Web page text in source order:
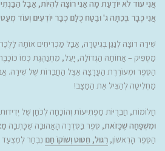
אֲנִי עוֹד לֹא יוֹדַעַת מָה אֲנִי רוֹצָה לִהְיוֹת, אֲבָל
אֲנִי כְּבָר בְּכִתָּה ג' וּבֶטַח כֻּלָּם כְּבָר יוֹדְעִים וְעוֹד
שִׁירָה רוֹצָה לְנַגֵּן בְּגִיטָרָה, אֲבָל מַכְרִיחִים אוֹתָהּ
מַסְפִּיק – אֲחוֹתָהּ הַגְּדוֹלָה, יָעֵל, מִתְנַהֶגֶת כְּמוֹ
הַסֵּפֶר וּמְעוֹרֶרֶת הַעֲרָצָה אֵצֶל הַחֲבֵרוֹת שֶׁל שִׁירָה.
מַחְלִיטָה לְהַצִּיל אֶת הַמַּצָּב!
חֲלוֹמוֹת, חֲבֵרֻיּוֹת מַפְתִּיעוֹת וְהוֹכָחָה לְכֹחָן שֶׁל
וּמִשְׁפָּחָה שֶׁכָּזֹאת, סֵּפֶר בַּסִּדְרָה הָאֲהוּבָה שֶׁכָּתְבָה
הַסֵּפֶר הָרִאשׁוֹן, רִגּוּל, חִטּוּט וְשׁוֹקוֹ חַם נִבְחַר